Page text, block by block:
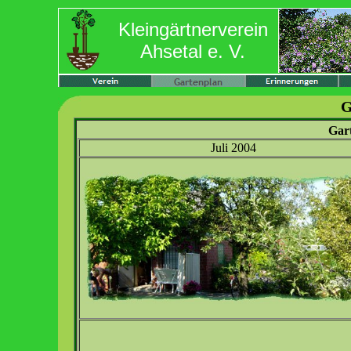
Kleingärtnerverein
Ahsetal e. V.
Juli 2004